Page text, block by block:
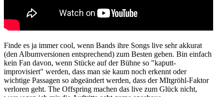
Finde es ja immer cool, wenn Bands ihre Songs live sehr akkurat
(den Albumversionen entsprechend) zum Besten geben. Bin einfach
kein Fan davon, wenn Stücke auf der Bühne so "kaputt-
improvisiert" werden, dass man sie kaum noch erkennt oder
wichtige Passagen so abgeändert werden, dass der MItgröhl-Faktor
verloren geht. The Offspring machen das live zum Glück nicht,